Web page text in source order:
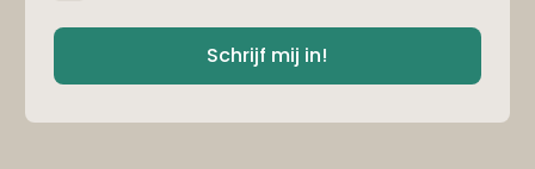
Schrijf mij in!